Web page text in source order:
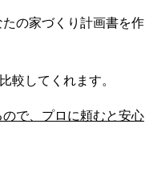
の家づくり計画書を作
較してくれます。
で、プロに頼むと安心